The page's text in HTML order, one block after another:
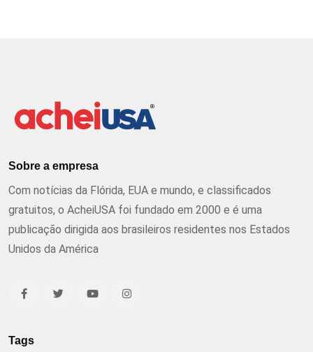
Sobre a empresa
Com notícias da Flórida, EUA e mundo, e classificados
gratuitos, o AcheiUSA foi fundado em 2000 e é uma
publicação dirigida aos brasileiros residentes nos Estados
Unidos da América
Tags